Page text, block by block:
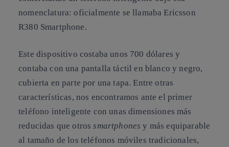
nomenclatura: oficialmente se llamaba Ericsson
R380 Smartphone.
Este dispositivo costaba unos 700 dólares y
contaba con una pantalla táctil en blanco y negro,
cubierta en parte por una tapa. Entre otras
características, nos encontramos ante el primer
teléfono inteligente con unas dimensiones más
reducidas que otrossmartphones y más equiparable
al tamaño de los teléfonos móviles tradicionales,